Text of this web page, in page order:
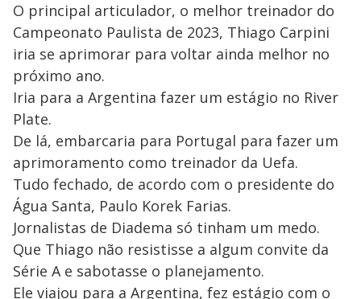
O principal articulador, o melhor treinador do
Campeonato Paulista de 2023, Thiago Carpini
iria se aprimorar para voltar ainda melhor no
próximo ano.
Iria para a Argentina fazer um estágio no River
Plate.
De lá, embarcaria para Portugal para fazer um
aprimoramento como treinador da Uefa.
Tudo fechado, de acordo com o presidente do
Água Santa, Paulo Korek Farias.
Jornalistas de Diadema só tinham um medo.
Que Thiago não resistisse a algum convite da
Série A e sabotasse o planejamento.
Ele viajou para a Argentina, fez estágio com o